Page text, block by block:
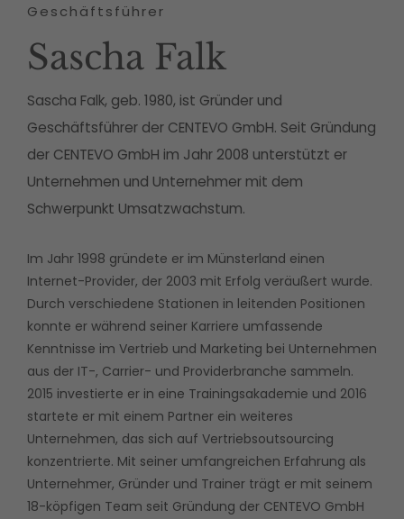
Geschäftsführer
Sascha Falk
Sascha Falk, geb. 1980, ist Gründer und
Geschäftsführer der CENTEVO GmbH. Seit Gründung
der CENTEVO GmbH im Jahr 2008 unterstützt er
Unternehmen und Unternehmer mit dem
Schwerpunkt Umsatzwachstum.
Im Jahr 1998 gründete er im Münsterland einen
Internet-Provider, der 2003 mit Erfolg veräußert wurde.
Durch verschiedene Stationen in leitenden Positionen
konnte er während seiner Karriere umfassende
Kenntnisse im Vertrieb und Marketing bei Unternehmen
aus der IT-, Carrier- und Providerbranche sammeln.
2015 investierte er in eine Trainingsakademie und 2016
startete er mit einem Partner ein weiteres
Unternehmen, das sich auf Vertriebsoutsourcing
konzentrierte. Mit seiner umfangreichen Erfahrung als
Unternehmer, Gründer und Trainer trägt er mit seinem
18-köpfigen Team seit Gründung der CENTEVO GmbH